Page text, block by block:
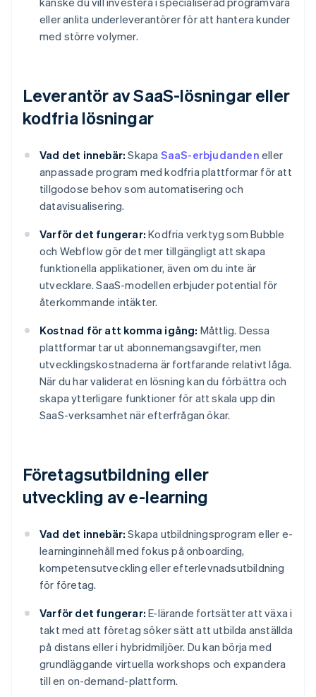
eller anlita underleverantörer för att hantera kunder
med större volymer.
Leverantör av SaaS-lösningar eller
kodfria lösningar
Vad det innebär: Skapa SaaS-erbjudanden eller
anpassade program med kodfria plattformar för att
tillgodose behov som automatisering och
datavisualisering.
Varför det fungerar: Kodfria verktyg som Bubble
och Webflow gör det mer tillgängligt att skapa
funktionella applikationer, även om du inte är
utvecklare. SaaS-modellen erbjuder potential för
återkommande intäkter.
Kostnad för att komma igång: Måttlig. Dessa
plattformar tar ut abonnemangsavgifter, men
utvecklingskostnaderna är fortfarande relativt låga.
När du har validerat en lösning kan du förbättra och
skapa ytterligare funktioner för att skala upp din
SaaS-verksamhet när efterfrågan ökar.
Företagsutbildning eller
utveckling av e-learning
Vad det innebär: Skapa utbildningsprogram eller e-
learninginnehåll med fokus på onboarding,
kompetensutveckling eller efterlevnadsutbildning
för företag.
Varför det fungerar: E-lärande fortsätter att växa i
takt med att företag söker sätt att utbilda anställda
på distans eller i hybridmiljöer. Du kan börja med
grundläggande virtuella workshops och expandera
till en on-demand-plattform.